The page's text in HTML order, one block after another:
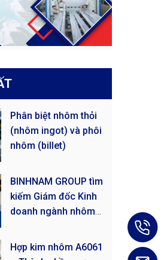
Phân biệt nhôm thỏi
(nhôm ingot) và phôi
nhôm (billet)
BINHNAM GROUP tìm
kiếm Giám đốc Kinh
doanh ngành nhôm
Hợp kim nhôm A6061